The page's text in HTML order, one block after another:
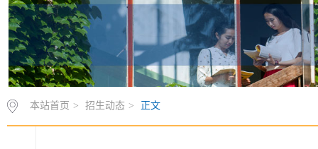
本站首页 > 招生动态 > 正文